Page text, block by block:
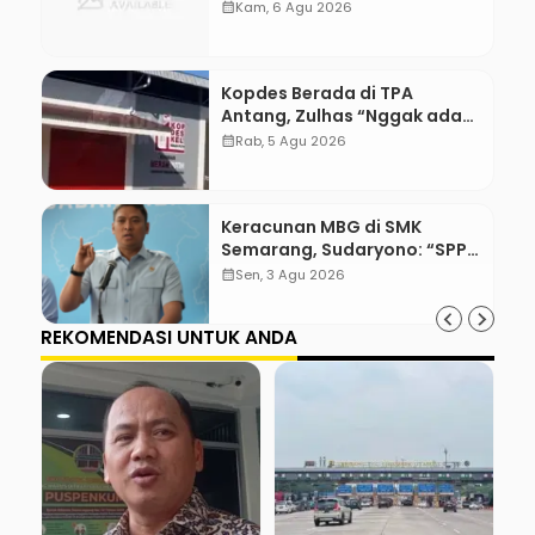
WordPress with Stripe
calendar_monthKam, 6 Agu 2026
Kopdes Berada di TPA
Antang, Zulhas “Nggak ada
Lahan!”
calendar_monthRab, 5 Agu 2026
Keracunan MBG di SMK
Semarang, Sudaryono: “SPPG
Harus Bertanggung Jawab!”
calendar_monthSen, 3 Agu 2026
REKOMENDASI UNTUK ANDA